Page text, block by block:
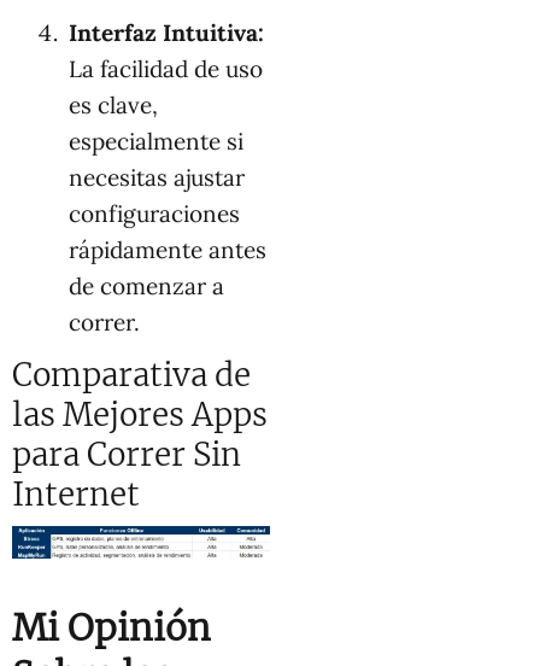
Interfaz Intuitiva:
La facilidad de uso
es clave,
especialmente si
necesitas ajustar
configuraciones
rápidamente antes
de comenzar a
correr.
Comparativa de
las Mejores Apps
para Correr Sin
Internet
Mi Opinión